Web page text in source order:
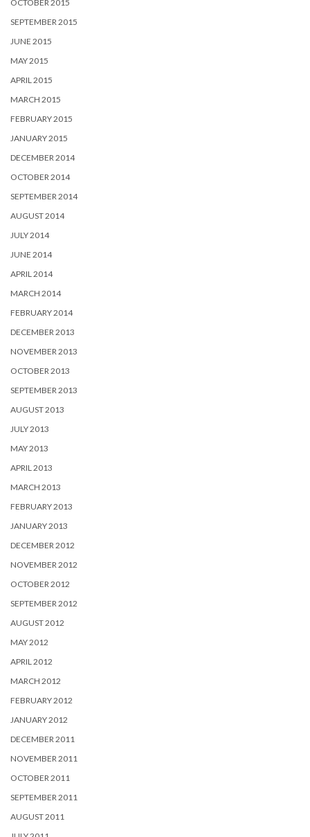
OCTOBER 2015
SEPTEMBER 2015
JUNE 2015
MAY 2015
APRIL 2015
MARCH 2015
FEBRUARY 2015
JANUARY 2015
DECEMBER 2014
OCTOBER 2014
SEPTEMBER 2014
AUGUST 2014
JULY 2014
JUNE 2014
APRIL 2014
MARCH 2014
FEBRUARY 2014
DECEMBER 2013
NOVEMBER 2013
OCTOBER 2013
SEPTEMBER 2013
AUGUST 2013
JULY 2013
MAY 2013
APRIL 2013
MARCH 2013
FEBRUARY 2013
JANUARY 2013
DECEMBER 2012
NOVEMBER 2012
OCTOBER 2012
SEPTEMBER 2012
AUGUST 2012
MAY 2012
APRIL 2012
MARCH 2012
FEBRUARY 2012
JANUARY 2012
DECEMBER 2011
NOVEMBER 2011
OCTOBER 2011
SEPTEMBER 2011
AUGUST 2011